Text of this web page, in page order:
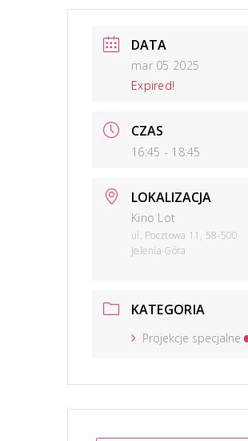
DATA
mar 05 2025
Expired!
CZAS
16:45 - 18:45
LOKALIZACJA
Kino Lot
ul. Pocztowa 11, 58-500
Jelenia Góra
KATEGORIA
Projekcje specjalne